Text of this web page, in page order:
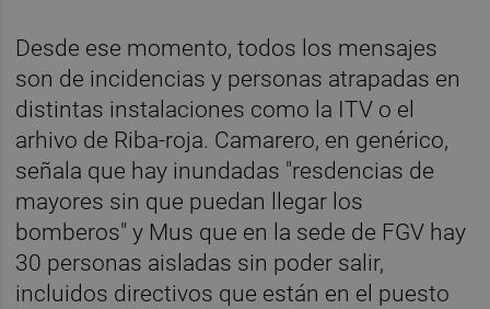
Desde ese momento, todos los mensajes
son de incidencias y personas atrapadas en
distintas instalaciones como la ITV o el
arhivo de Riba-roja. Camarero, en genérico,
señala que hay inundadas "resdencias de
mayores sin que puedan llegar los
bomberos" y Mus que en la sede de FGV hay
30 personas aisladas sin poder salir,
incluidos directivos que están en el puesto